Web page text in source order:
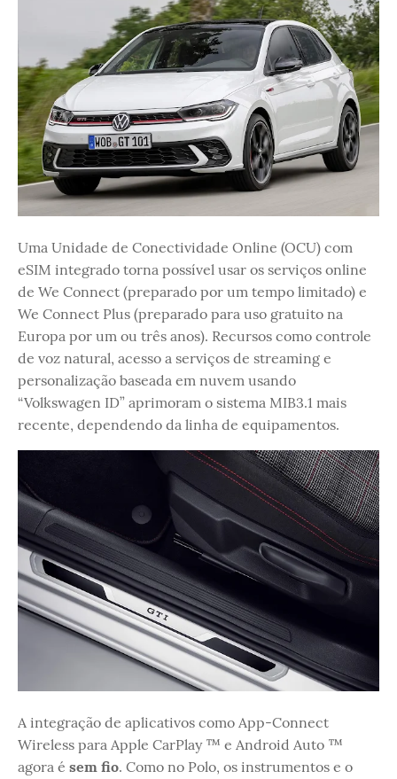
Uma Unidade de Conectividade Online (OCU) com
eSIM integrado torna possível usar os serviços online
de We Connect (preparado por um tempo limitado) e
We Connect Plus (preparado para uso gratuito na
Europa por um ou três anos). Recursos como controle
de voz natural, acesso a serviços de streaming e
personalização baseada em nuvem usando
“Volkswagen ID” aprimoram o sistema MIB3.1 mais
recente, dependendo da linha de equipamentos.
A integração de aplicativos como App-Connect
Wireless para Apple CarPlay ™ e Android Auto ™
agora é sem fio. Como no Polo, os instrumentos e o